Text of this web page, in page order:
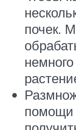
почек.
помощи